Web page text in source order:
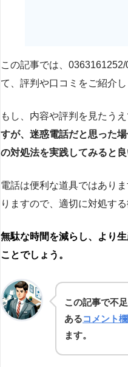
この記事では、
て、評判や口コミをご紹介し
もし、内容や評判を見たうえ
すが、迷惑電話だと思った
の対処法を実践してみると良
電話は便利な道具ではあり
りますので、適切に対処す
無駄な時間を減らし、より
ことでしょう。
この記事で不
あるコメント欄
ます。